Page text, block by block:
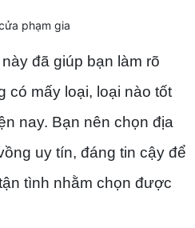
đã giúp bạn làm rõ
có mấy loại, loại nào tốt
nay. Bạn nên chọn địa
uy tín, đáng tin cậy để
tình nhằm chọn được